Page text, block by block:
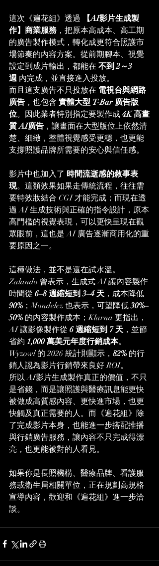
這次《遍花組》透過
【AI影片生成製
作】商業服務 ，把原本高成本、高工期
的廣告製作模式，轉化成更符合照護市
場節奏的內容方案。從前期腳本、視覺
設定到成片輸出，都能在 不到 2～3
週 內完成，並直接進入投放。
而且這支廣告不只投放在 電視台與網路
廣告 ，也包含 實體大型 T-Bar 廣告版
位。因此業者特別指定要製作成 4K 高畫
質 AI廣告 ，讓畫面在大型版位上依然清
楚、細緻，整體視覺感受更穩，也更能
支撐照護品牌所需要的安心與信任感。
影片中也加入了 時間流逝感的敘事表
現。這類效果如果走傳統流程，往往需
要特效妝結合 CGI 才能完成；而現在透
過 AI 生成技術與正確的指令設計，原本
高門檻的視覺表現，可以更快呈現在觀
眾眼前，這也是 AI 廣告逐漸商用化的重
要原因之一。
這種做法，並不是還在試水溫。
Zalando 曾表示，生成式 AI 讓內容製作
時間從 6–8 週縮短到 3–4 天 ，成本降低
90%；Mondelez 也表示，可望降低 30%–
50% 的內容製作成本；Klarna 更指出，
AI 讓影像製作從 6 週縮短到 7 天 ，並節
省約 1,000 萬美元年度行銷成本。
Wyzowl 的 2026 統計則顯示， 82% 的行
銷人認為影片行銷帶來良好 ROI。
所以 AI影片生成製作真正的價值，不只
是省錢，而是讓照護與醫療訊息能更快
被做成高質感內容、更快進市場，也更
快觸及真正需要的人。而《遍花組》除
了完成影片本身，也能進一步搭配推播
與行銷廣告服務，讓內容不只完成得漂
亮，也更能被對的人看見。
如果你是長照機構、醫療品牌、看護服
務或衛生局相關單位，正在規劃高規格
宣導內容，歡迎和《遍花組》進一步洽
談。